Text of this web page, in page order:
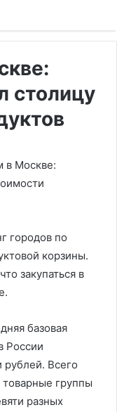
столицу
в Москве:
городов по
корзины.
закупаться в
базовая
России
рублей. Всего
группы
разных